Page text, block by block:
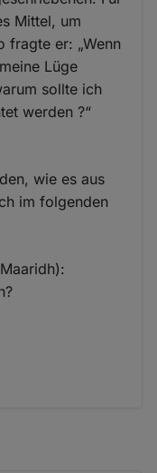
Mittel, um
fragte er: „Wenn
Lüge
sollte ich
werden ?“
wie es aus
im folgenden